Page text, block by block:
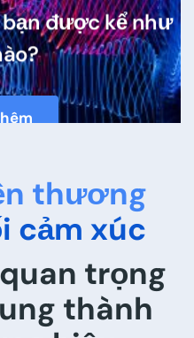
được kể như
thương
cảm xúc
trọng
thành